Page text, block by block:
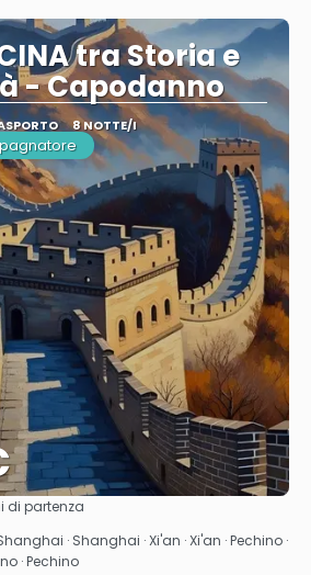
CINA tra Storia e
- Capodanno
8 NOTTE/I
Vedere
di partenza
· Shanghai · Xi'an · Xi'an · Pechino ·
· Pechino